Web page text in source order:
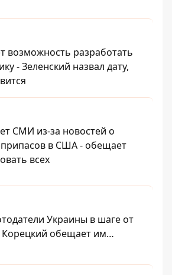
возможность разработать
- Зеленский назвал дату,
СМИ из-за новостей о
в США - обещает
всех
Украины в шаге от
Корецкий обещает им…